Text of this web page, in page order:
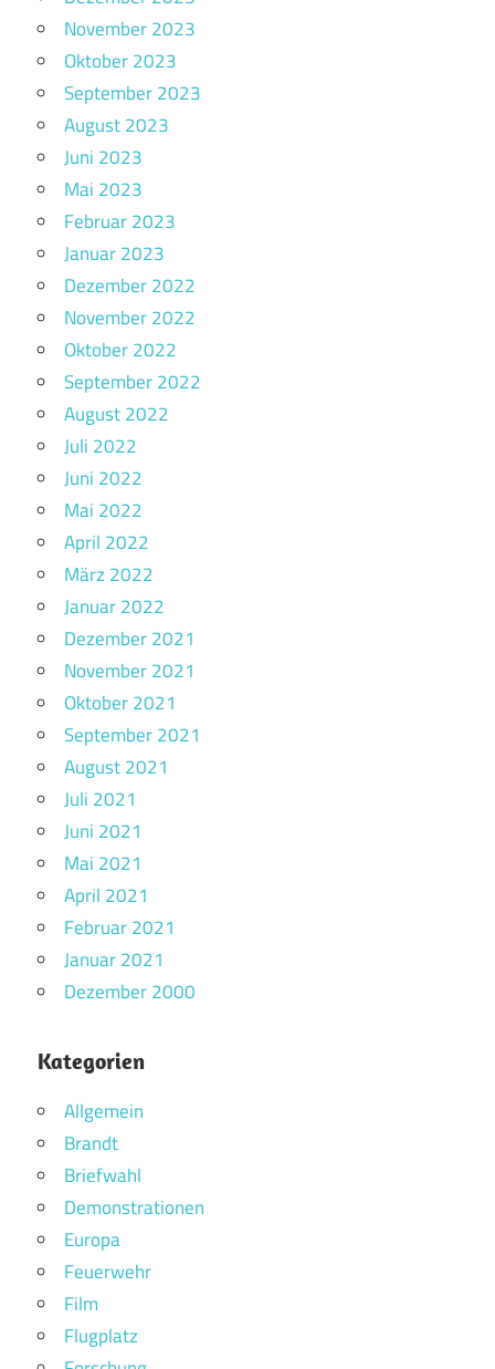
November 2023
Oktober 2023
September 2023
August 2023
Juni 2023
Mai 2023
Februar 2023
Januar 2023
Dezember 2022
November 2022
Oktober 2022
September 2022
August 2022
Juli 2022
Juni 2022
Mai 2022
April 2022
März 2022
Januar 2022
Dezember 2021
November 2021
Oktober 2021
September 2021
August 2021
Juli 2021
Juni 2021
Mai 2021
April 2021
Februar 2021
Januar 2021
Dezember 2000
Kategorien
Allgemein
Brandt
Briefwahl
Demonstrationen
Europa
Feuerwehr
Film
Flugplatz